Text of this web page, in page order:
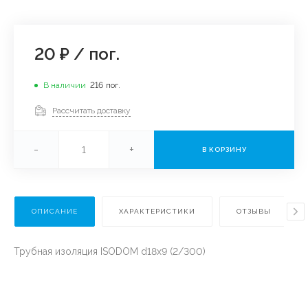
20 ₽ / пог.
В наличии 216 пог.
Рассчитать доставку
- + В КОРЗИНУ
ОПИСАНИЕ ХАРАКТЕРИСТИКИ ОТЗЫВЫ
Трубная изоляция ISODOM d18x9 (2/300)